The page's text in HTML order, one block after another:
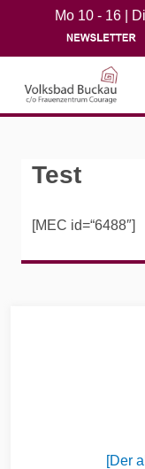
Mo 10 - 16 |
Test
[MEC id=“6488″]
[Der